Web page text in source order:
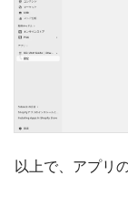
以上で、アプリ